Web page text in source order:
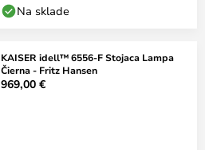
Na sklade
KAISER idell™ 6556-F Stojaca Lampa
Čierna - Fritz Hansen
969,00 €